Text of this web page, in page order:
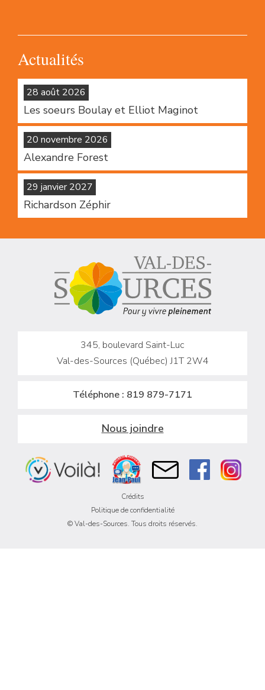
Actualités
28 août 2026
Les soeurs Boulay et Elliot Maginot
20 novembre 2026
Alexandre Forest
29 janvier 2027
Richardson Zéphir
345, boulevard Saint-Luc
Val-des-Sources (Québec) J1T 2W4
Téléphone : 819 879-7171
Nous joindre
Crédits
Politique de confidentialité
© Val-des-Sources. Tous droits réservés.